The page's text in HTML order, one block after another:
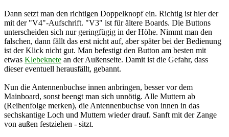
Dann setzt man den richtigen Doppelknopf ein. Richtig ist hier der
mit der "V4"-Aufschrift. "V3" ist für ältere Boards. Die Buttons
unterscheiden sich nur geringfügig in der Höhe. Nimmt man den
falschen, dann fällt das erst nicht auf, aber später bei der Bedienung
ist der Klick nicht gut. Man befestigt den Button am besten mit
etwas Klebeknete an der Außenseite. Damit ist die Gefahr, dass
dieser eventuell herausfällt, gebannt.
Nun die Antennenbuchse innen anbringen, besser vor dem
Mainboard, sonst beengt man sich unnötig. Alle Muttern ab
(Reihenfolge merken), die Antennenbuchse von innen in das
sechskantige Loch und Muttern wieder drauf. Sanft mit der Zange
von außen festziehen - sitzt.